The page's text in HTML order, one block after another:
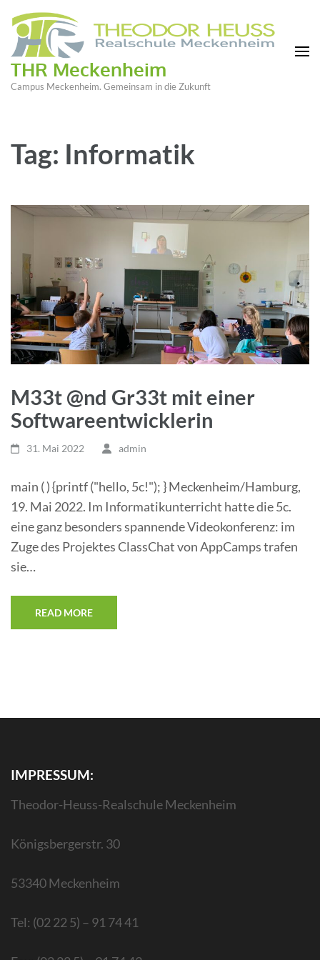
THR Meckenheim
Campus Meckenheim. Gemeinsam in die Zukunft
Tag: Informatik
M33t @nd Gr33t mit einer
Softwareentwicklerin
31. Mai 2022 admin
main ( ) {printf ("hello, 5c!"); } Meckenheim/Hamburg,
19. Mai 2022. Im Informatikunterricht hatte die 5c.
eine ganz besonders spannende Videokonferenz: im
Zuge des Projektes ClassChat von AppCamps trafen
sie…
READ MORE
IMPRESSUM:
Theodor-Heuss-Realschule Meckenheim
Königsbergerstr. 30
53340 Meckenheim
Tel: (02 22 5) – 91 74 41